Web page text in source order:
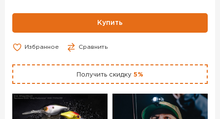
15-00
Купить
Избранное Сравнить
Получить скидку 5%